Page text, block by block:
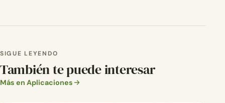
SIGUE LEYENDO
También te puede interesar
Más en Aplicaciones